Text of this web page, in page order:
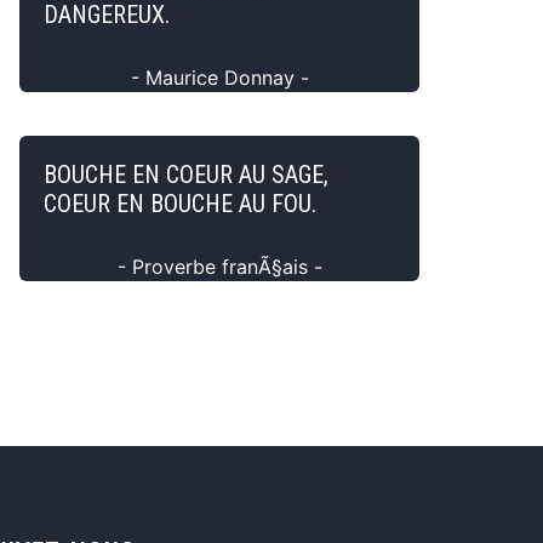
DANGEREUX.
- Maurice Donnay -
BOUCHE EN COEUR AU SAGE,
COEUR EN BOUCHE AU FOU.
- Proverbe franÃ§ais -